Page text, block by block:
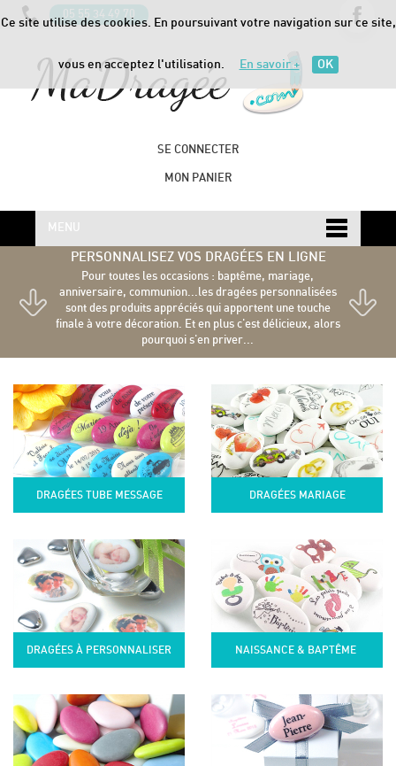
Ce site utilise des cookies. En poursuivant votre navigation sur ce site,
vous en acceptez l'utilisation. En savoir + OK
05 55 34 49 70
SE CONNECTER
MON PANIER
MENU
PERSONNALISEZ VOS DRAGÉES EN LIGNE
Pour toutes les occasions : baptême, mariage,
anniversaire, communion...les dragées personnalisées
sont des produits appréciés qui apportent une touche
finale à votre décoration. Et en plus c'est délicieux, alors
pourquoi s'en priver...
DRAGÉES TUBE MESSAGE DRAGÉES MARIAGE
DRAGÉES À PERSONNALISER NAISSANCE & BAPTÊME